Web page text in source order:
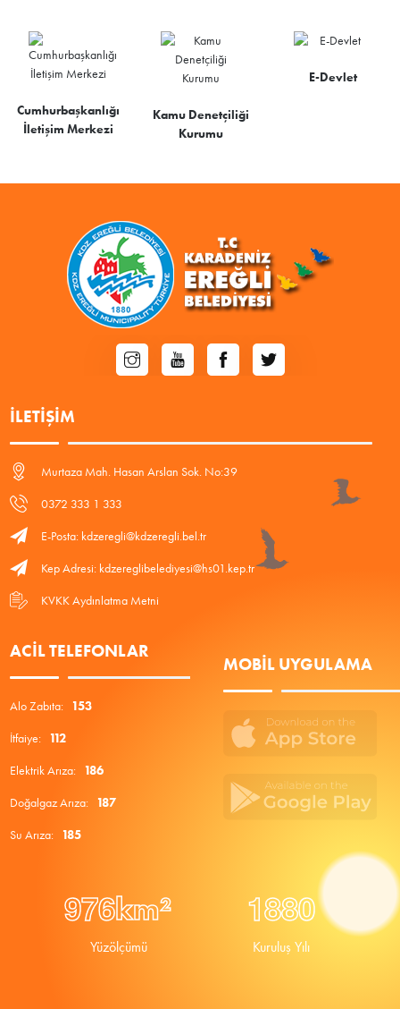
Cumhurbaşkanlığı
İletişim Merkezi
Kamu Denetçiliği
Kurumu
E-Devlet
İLETIŞIM
Murtaza Mah. Hasan Arslan Sok. No:39
0372 333 1 333
E-Posta: kdzeregli@kdzeregli.bel.tr
Kep Adresi: kdzereglibelediyesi@hs01.kep.tr
KVKK Aydınlatma Metni
ACIL TELEFONLAR
Alo Zabıta: 153
İtfaiye: 112
Elektrik Arıza: 186
Doğalgaz Arıza: 187
Su Arıza: 185
MOBIL UYGULAMA
976km²
Yüzölçümü
1880
Kuruluş Yılı